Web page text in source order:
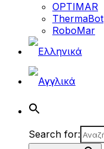
OPTIMAR
ThermaBot
RoboMar
Search for: